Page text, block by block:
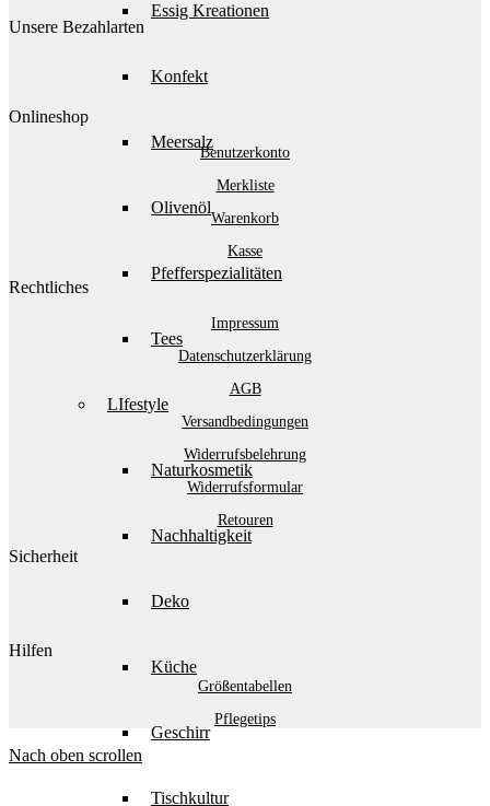
Essig Kreationen
Konfekt
Meersalz
Olivenöl
Pfefferspezialitäten
Tees
LIfestyle
Naturkosmetik
Nachhaltigkeit
Deko
Küche
Geschirr
Tischkultur
Unsere Bezahlarten
Onlineshop
Benutzerkonto
Merkliste
Warenkorb
Kasse
Rechtliches
Impressum
Datenschutzerklärung
AGB
Versandbedingungen
Widerrufsbelehrung
Widerrufsformular
Retouren
Sicherheit
Hilfen
Größentabellen
Pflegetips
Nach oben scrollen